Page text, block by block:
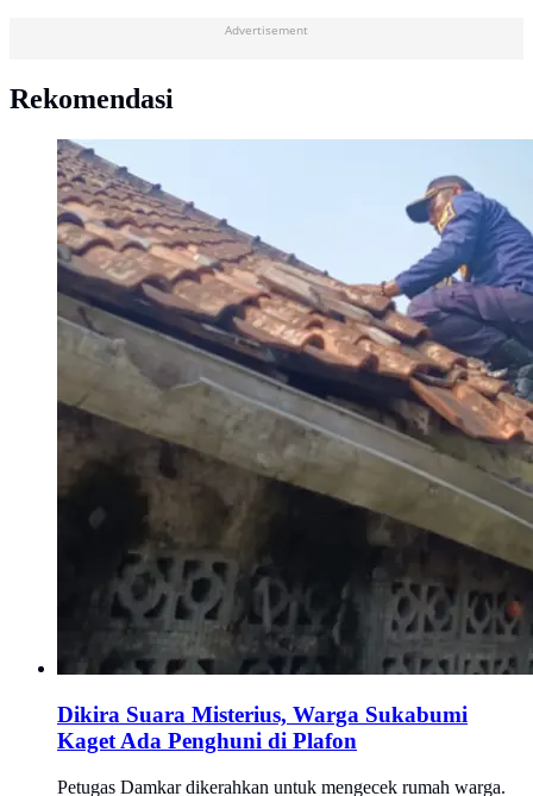
Advertisement
Rekomendasi
Dikira Suara Misterius, Warga Sukabumi
Kaget Ada Penghuni di Plafon
Petugas Damkar dikerahkan untuk mengecek rumah warga.